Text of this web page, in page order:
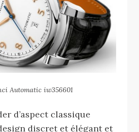
Automatic iw356601
d’aspect classique
discret et élégant et